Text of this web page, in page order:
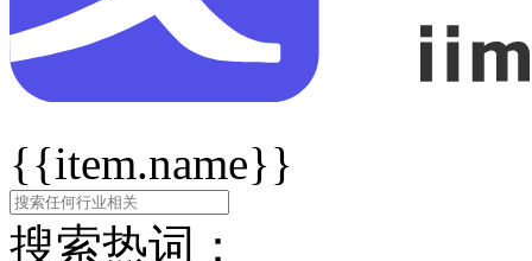
{{item.name}}
搜索热词：